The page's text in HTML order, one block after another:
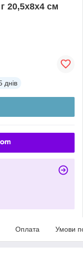
20,5x8x4 см
днів
Оплата Умови